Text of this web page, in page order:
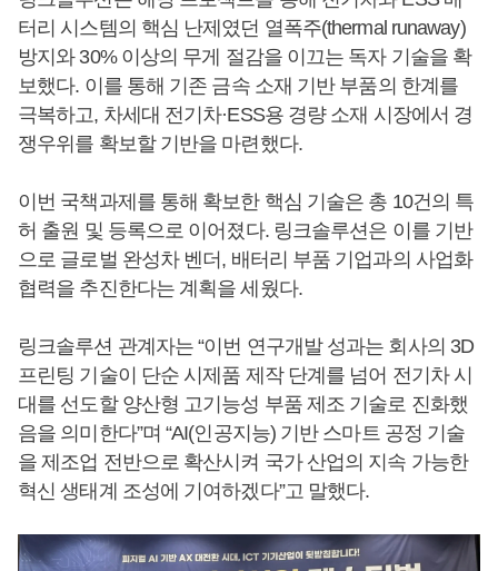
터리 시스템의 핵심 난제였던 열폭주(thermal runaway)
방지와 30% 이상의 무게 절감을 이끄는 독자 기술을 확
보했다. 이를 통해 기존 금속 소재 기반 부품의 한계를
극복하고, 차세대 전기차·ESS용 경량 소재 시장에서 경
쟁우위를 확보할 기반을 마련했다.
이번 국책과제를 통해 확보한 핵심 기술은 총 10건의 특
허 출원 및 등록으로 이어졌다. 링크솔루션은 이를 기반
으로 글로벌 완성차 벤더, 배터리 부품 기업과의 사업화
협력을 추진한다는 계획을 세웠다.
링크솔루션 관계자는 “이번 연구개발 성과는 회사의 3D
프린팅 기술이 단순 시제품 제작 단계를 넘어 전기차 시
대를 선도할 양산형 고기능성 부품 제조 기술로 진화했
음을 의미한다”며 “AI(인공지능) 기반 스마트 공정 기술
을 제조업 전반으로 확산시켜 국가 산업의 지속 가능한
혁신 생태계 조성에 기여하겠다”고 말했다.